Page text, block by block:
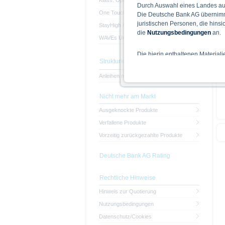
One Touch Optionsscheine
StayHigh / StayLow Optionsscheine
WAVEs Unlimited
Strukturierte Anleihen
Anleihen mit Kapitalschutz
Nicht mehr am Markt
Ausgeknockte Produkte
Verfallene Produkte
Vorzeitig zurückgezahlte Produkte
Deutsche Bank AG Rating
Rechtliche Hinweise
Hinweis zur Quotierung
Nutzungsbedingungen
Datenschutz/Cookies
Durch Auswahl eines Landes
Die Deutsche Bank AG
juristischen Personen, die
die Nutzungsbedingungen an.
Die hierin enthaltenen
Der Zugang zu auf diesen
Hinweise für die Nutzung
Die auf der X-markets Website
einschließlich der Risiken sind
Bedingungen) zu entnehmen.
Verkaufsdokument der
Wie im jeweiligen
Rechtsordnungen